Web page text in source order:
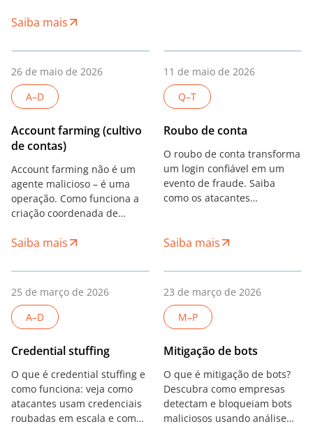
Saiba mais
26 de maio de 2026
A–D
Account farming (cultivo
de contas)
Account farming não é um
agente malicioso – é uma
operação. Como funciona a
criação coordenada de
e onde a detecção começa.
Saiba mais
11 de maio de 2026
Q–T
Roubo de conta
O roubo de conta transforma
um login confiável em um
evento de fraude. Saiba
como os atacantes
as equipes de risco os
Saiba mais
25 de março de 2026
A–D
Credential stuffing
O que é credential stuffing e
como funciona: veja como
atacantes usam credenciais
roubadas em escala e como
23 de março de 2026
M–P
Mitigação de bots
O que é mitigação de bots?
Descubra como empresas
detectam e bloqueiam bots
maliciosos usando análise